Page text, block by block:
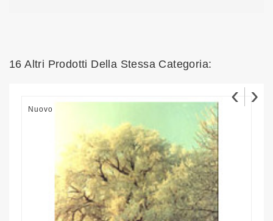
16 Altri Prodotti Della Stessa Categoria:
Nuovo
‹ ›